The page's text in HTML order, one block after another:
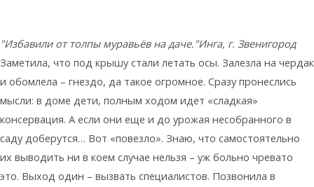
"Избавили от толпы муравьёв на даче."Инга, г. Звенигород
Заметила, что под крышу стали летать осы. Залезла на чердак
и обомлела – гнездо, да такое огромное. Сразу пронеслись
мысли: в доме дети, полным ходом идет «сладкая»
консервация. А если они еще и до урожая несобранного в
саду доберутся… Вот «повезло». Знаю, что самостоятельно
их выводить ни в коем случае нельзя – уж больно чревато
это. Выход один – вызвать специалистов. Позвонила в